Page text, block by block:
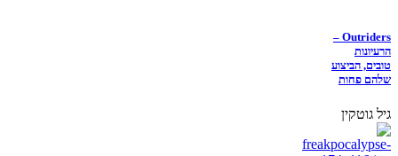
Outriders –
הרעיונות
טובים, הביצוע
שלהם פחות
גיל גוטקין